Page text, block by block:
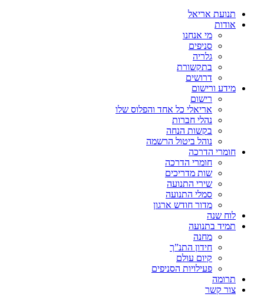
תנועת אריאל
אודות
מי אנחנו
סניפים
גלריה
בתקשורת
דרושים
מידע ורישום
רישום
אריאלי כל אחד והפלוס שלו
נהלי חברות
בקשות הנחה
נוהל ביטול הרשמה
חומרי הדרכה
חומרי הדרכה
שות מדריכים
שירי התנועה
סמלי התנועה
מדור חודש ארגון
לוח שנה
תמיד בתנועה
מחנה
חידון התנ”ך
קיום עולם
פעילויות הסניפים
תרומה
צור קשר